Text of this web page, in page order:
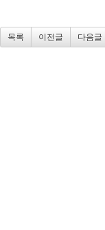
목록 이전글 다음글